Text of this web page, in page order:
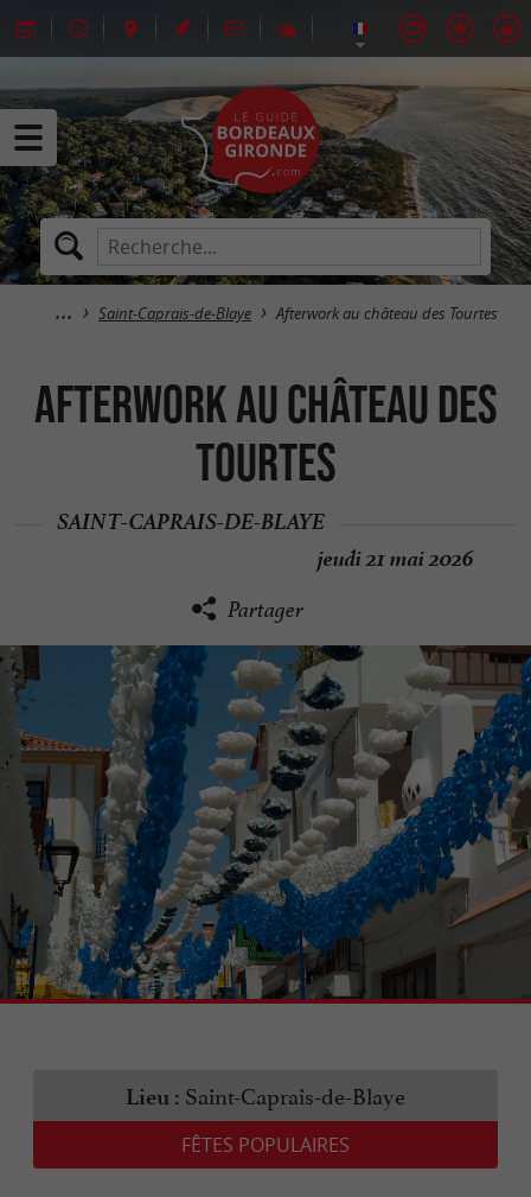
Saint-Caprais-de-Blaye Afterwork au château des Tourtes
Afterwork au château des
Tourtes
SAINT-CAPRAIS-DE-BLAYE
jeudi 21 mai 2026
Partager
Lieu : Saint-Caprais-de-Blaye
FÊTES POPULAIRES